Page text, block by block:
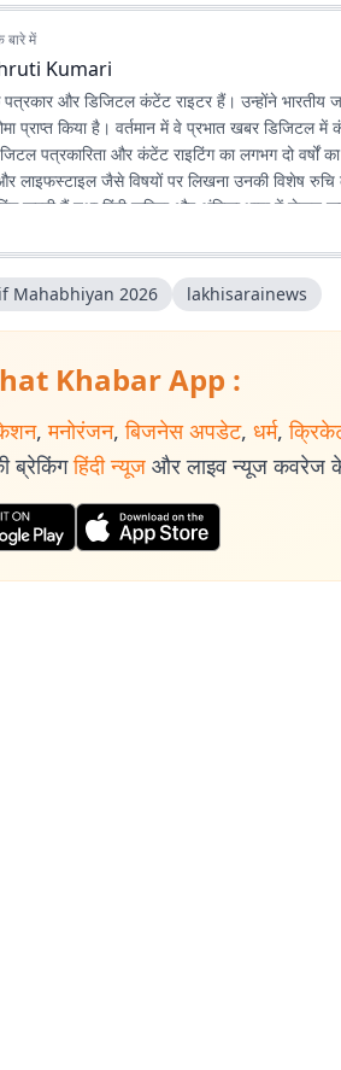
में
Kumari
पत्रकार और डिजिटल कंटेंट राइटर हैं। उन्होंने
प्राप्त किया है। वर्तमान में वे प्रभात खबर डिजिटल
पत्रकारिता और कंटेंट राइटिंग का लगभग दो वर्षों
और लाइफस्टाइल जैसे विषयों पर लिखना उनकी विशेष
करती हैं तथा हिंदी कविता और अंगिका भाषा में
कि संवेदनशील, तथ्यपरक और जनसरोकार से जुड़ी
Mahabhiyan 2026 lakhisarainews
Khabar App :
, मनोरंजन, बिजनेस अपडेट, धर्म,
ब्रेकिंग हिंदी न्यूज और लाइव न्यूज कवरेज